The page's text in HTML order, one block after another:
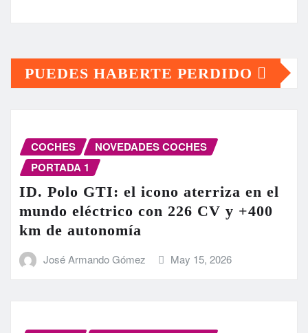
PUEDES HABERTE PERDIDO
COCHES
NOVEDADES COCHES
PORTADA 1
ID. Polo GTI: el icono aterriza en el
mundo eléctrico con 226 CV y +400
km de autonomía
José Armando Gómez May 15, 2026